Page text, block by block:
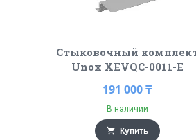
Стыковочный
Unox XEVQC-0011-E
191 000 ₸
В наличии
Купить